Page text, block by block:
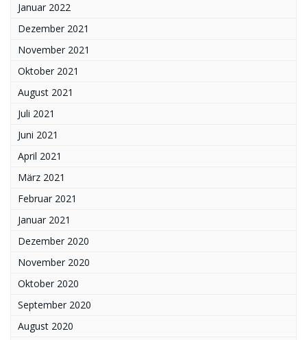
Januar 2022
Dezember 2021
November 2021
Oktober 2021
August 2021
Juli 2021
Juni 2021
April 2021
März 2021
Februar 2021
Januar 2021
Dezember 2020
November 2020
Oktober 2020
September 2020
August 2020